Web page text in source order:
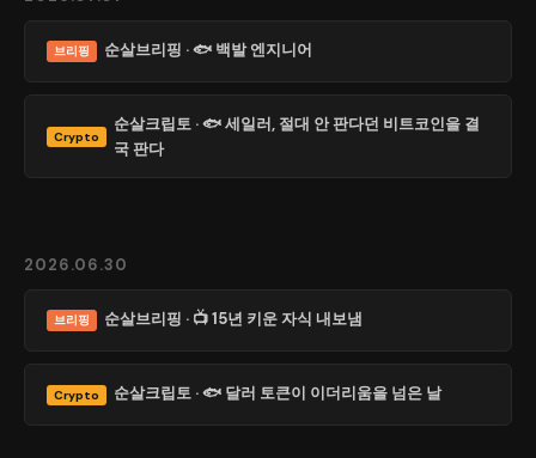
브리핑 순살브리핑 · 🐟 백발 엔지니어
Crypto
순살크립토 · 🐟 세일러, 절대 안 판다던 비트코인을 결
국 판다
2026.06.30
브리핑 순살브리핑 · 📺 15년 키운 자식 내보냄
Crypto 순살크립토 · 🐟 달러 토큰이 이더리움을 넘은 날